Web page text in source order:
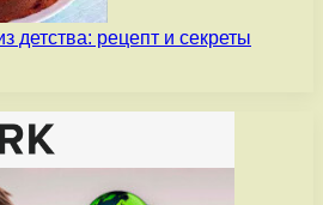
детства: рецепт и секреты